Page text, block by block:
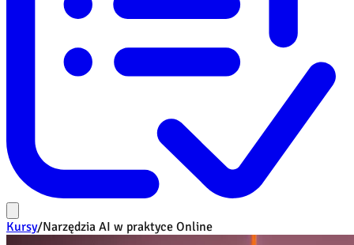
Kursy/Narzędzia AI w praktyce Online